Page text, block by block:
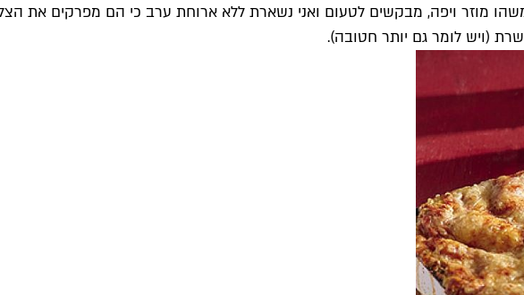
מוזר ויפה, מבקשים לטעום ואני נשארת ללא ארוחת ערב כי הם מפרקים את
(ויש לומר גם יותר חטובה).